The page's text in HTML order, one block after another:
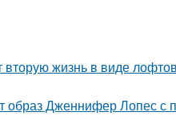
жизнь в виде
образ Дженнифер Лопес с